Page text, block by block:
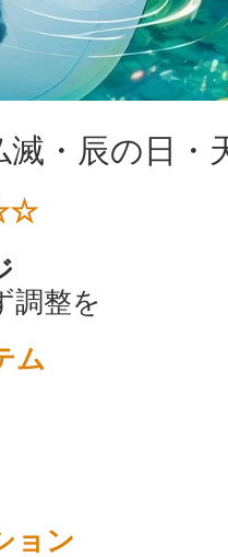
滅・辰の日・
調整を
ム
ョン